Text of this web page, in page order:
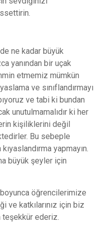
ne kadar büyük
yanından bir uçak
etmemiz mümkün
ve sınıflandırmayı
ve tabi ki bundan
unutulmamalıdır ki her
kişiliklerini değil
Bu sebeple
yapmayın.
büyük şeyler için
öğrencilerimize
ve katkılarınız için biz
ederiz.